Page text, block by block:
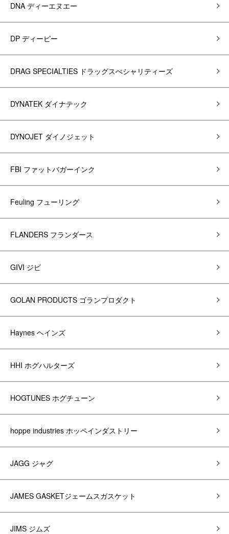
DNA ディーエヌエー
DP ディーピー
DRAG SPECIALTIES ドラッグスぺシャリティーズ
DYNATEK ダイナテック
DYNOJET ダイノジェット
FBI ファットバガーインク
Feuling フューリング
FLANDERS フランダース
GIVI ジビ
GOLAN PRODUCTS ゴランプロダクト
Haynes ヘインズ
HHI ホグハルターズ
HOGTUNES ホグチューン
hoppe industries ホッペインダストリー
JAGG ジャグ
JAMES GASKETジェームスガスケット
JIMS ジムズ